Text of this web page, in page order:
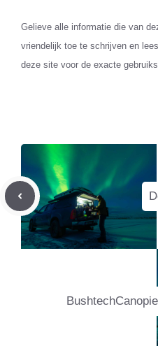
Gelieve alle informatie die van
vriendelijk toe te schrijven en
deze site voor de exacte